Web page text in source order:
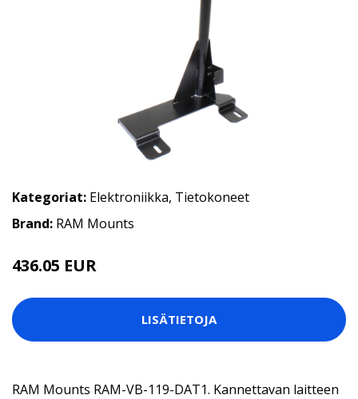
Kategoriat: Elektroniikka, Tietokoneet
Brand: RAM Mounts
436.05 EUR
LISÄTIETOJA
RAM Mounts RAM-VB-119-DAT1. Kannettavan laitteen